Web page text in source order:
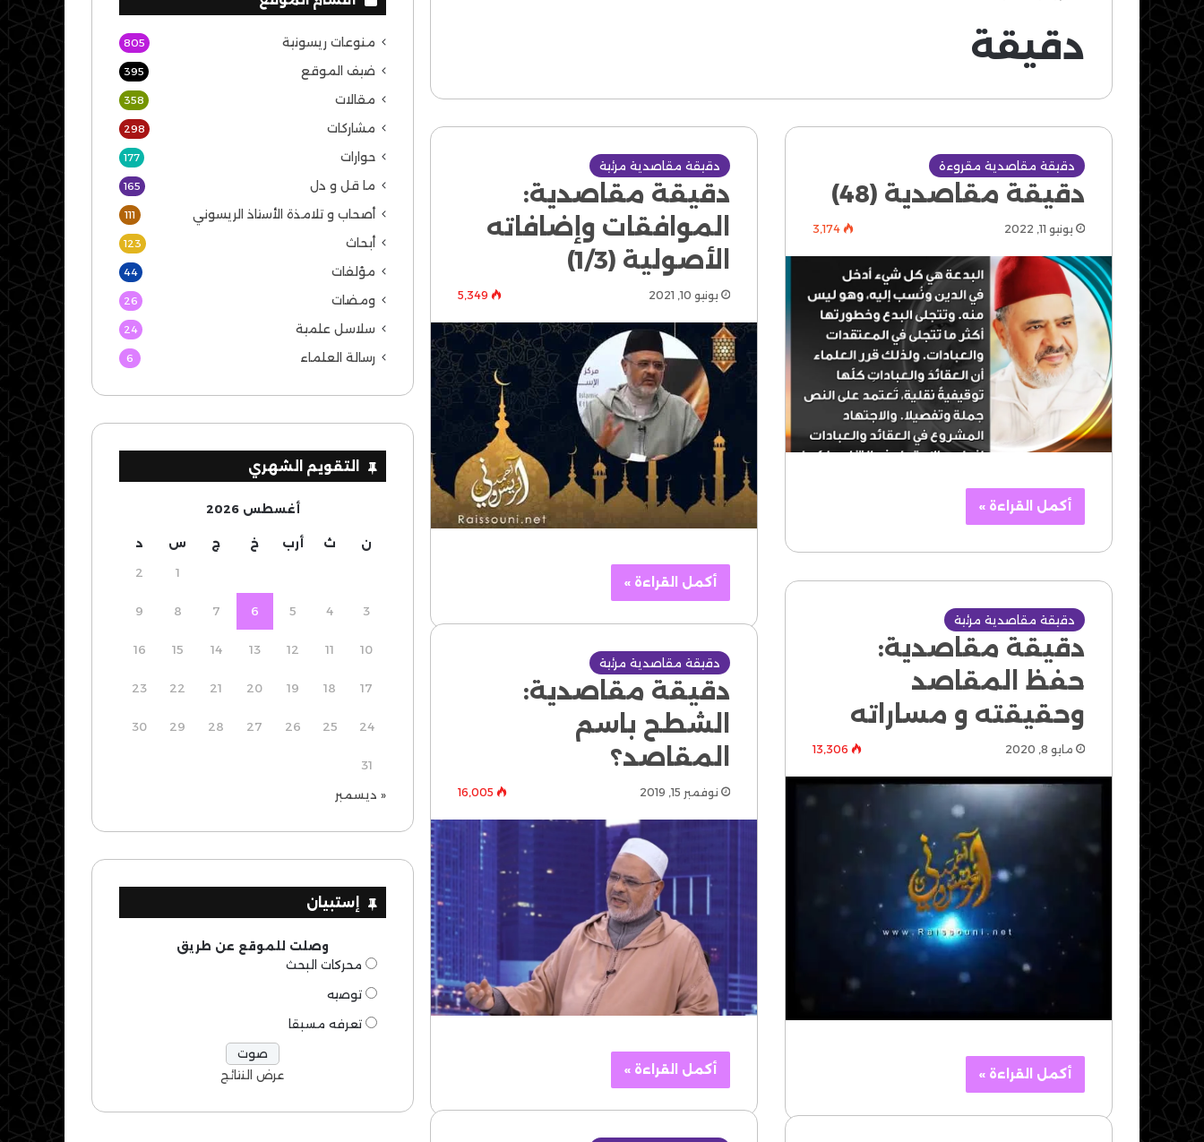
دقيقة
دقيقة مقاصدية مقروءة
دقيقة مقاصدية (48)
يونيو 11, 2022 3٬174
أكمل القراءة »
دقيقة مقاصدية مرئية
دقيقة مقاصدية:
الموافقات وإضافاته
الأصولية (1/3)
يونيو 10, 2021 5٬349
أكمل القراءة »
دقيقة مقاصدية مرئية
دقيقة مقاصدية:
حفظ المقاصد
وحقيقته و مساراته
مايو 8, 2020 13٬306
أكمل القراءة »
دقيقة مقاصدية مرئية
دقيقة مقاصدية:
الشطح باسم
المقاصد؟
نوفمبر 15, 2019 16٬005
أكمل القراءة »
منوعات ريسونية 805
ضيف الموقع 395
مقالات 358
مشاركات 298
حوارات 177
ما قل و دل 165
أصحاب و تلامذة الأستاذ الريسوني 111
أبحاث 123
مؤلفات 44
ومضات 26
سلاسل علمية 24
رسالة العلماء 6
التقويم الشهري
أغسطس 2026
ن ث أرب خ ج س د
1
2
3
4
5
6
7
8
9
10
11
12
13
14
15
16
17
18
19
20
21
22
23
24
25
26
27
28
29
30
31
« ديسمبر
إستبيان
وصلت للموقع عن طريق
محركات البحث
توصيه
تعرفه مسبقا
عرض النتائج